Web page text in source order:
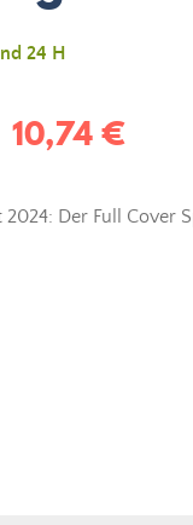
24 H
10,74 €
2024: Der Full Cover